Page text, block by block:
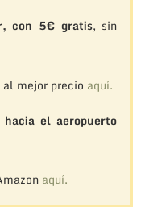
con 5€ gratis, sin
mejor precio aquí.
el aeropuerto
aquí.